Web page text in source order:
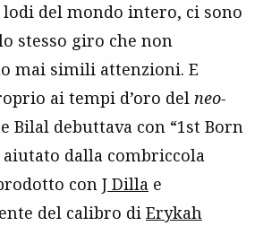
del mondo intero, ci sono
stesso giro che non
mai simili attenzioni. E
ai tempi d’oro del neo-
Bilal debuttava con “1st Born
aiutato dalla combriccola
con J Dilla e
del calibro di Erykah